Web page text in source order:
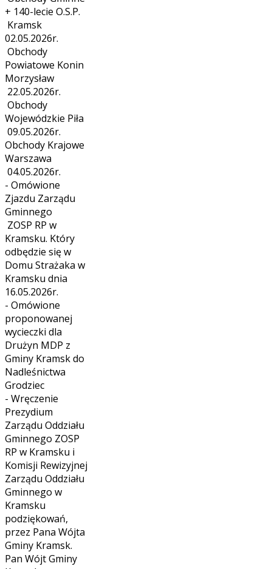
+ 140-lecie O.S.P.
Kramsk
02.05.2026r.
Obchody
Powiatowe Konin
Morzysław
22.05.2026r.
Obchody
Wojewódzkie Piła
09.05.2026r.
Obchody Krajowe
Warszawa
04.05.2026r.
- Omówione
Zjazdu Zarządu
Gminnego
ZOSP RP w
Kramsku. Który
odbędzie się w
Domu Strażaka w
Kramsku dnia
16.05.2026r.
- Omówione
proponowanej
wycieczki dla
Drużyn MDP z
Gminy Kramsk do
Nadleśnictwa
Grodziec
- Wręczenie
Prezydium
Zarządu Oddziału
Gminnego ZOSP
RP w Kramsku i
Komisji Rewizyjnej
Zarządu Oddziału
Gminnego w
Kramsku
podziękowań,
przez Pana Wójta
Gminy Kramsk.
Pan Wójt Gminy